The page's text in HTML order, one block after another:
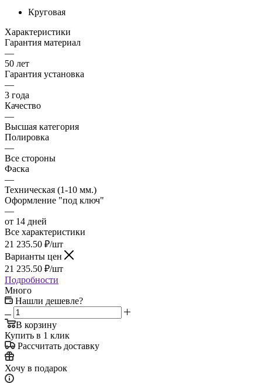
Круговая
Характеристики
Гарантия материал
—
50 лет
Гарантия установка
—
3 года
Качество
—
Высшая категория
Полировка
—
Все стороны
Фаска
—
Техническая (1-10 мм.)
Оформление "под ключ"
—
от 14 дней
Все характеристики
21 235.50 ₽/шт
Варианты цен
21 235.50 ₽/шт
Подробности
Много
Нашли дешевле?
В корзину
Купить в 1 клик
Рассчитать доставку
Хочу в подарок